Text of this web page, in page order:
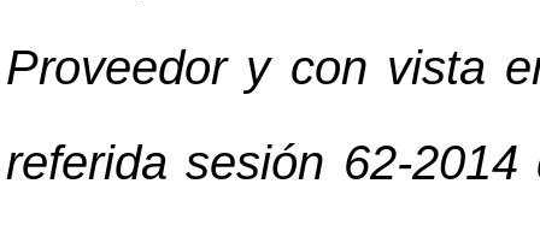
Proveedor y con vista
referida sesión 62-